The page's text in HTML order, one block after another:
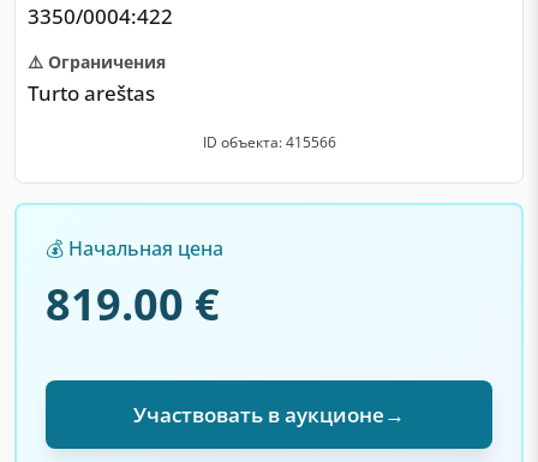
3350/0004:422
⚠️ Ограничения
Turto areštas
ID объекта: 415566
💰 Начальная цена
819.00 €
Участвовать в аукционе→